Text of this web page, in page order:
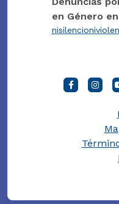
en Género